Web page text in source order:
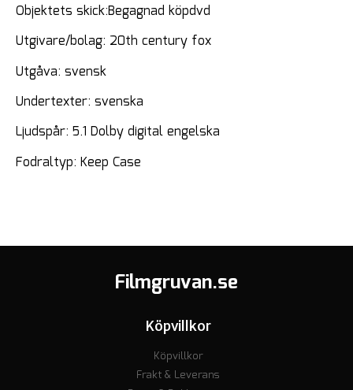
Objektets skick:Begagnad köpdvd
Utgivare/bolag: 20th century fox
Utgåva: svensk
Undertexter: svenska
Ljudspår: 5.1 Dolby digital engelska
Fodraltyp: Keep Case
Filmgruvan.se
Köpvillkor
Köpvillkor
Frakt & Leverans